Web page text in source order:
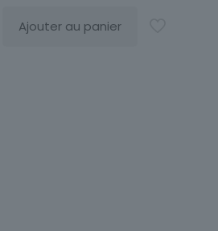
Ajouter au panier